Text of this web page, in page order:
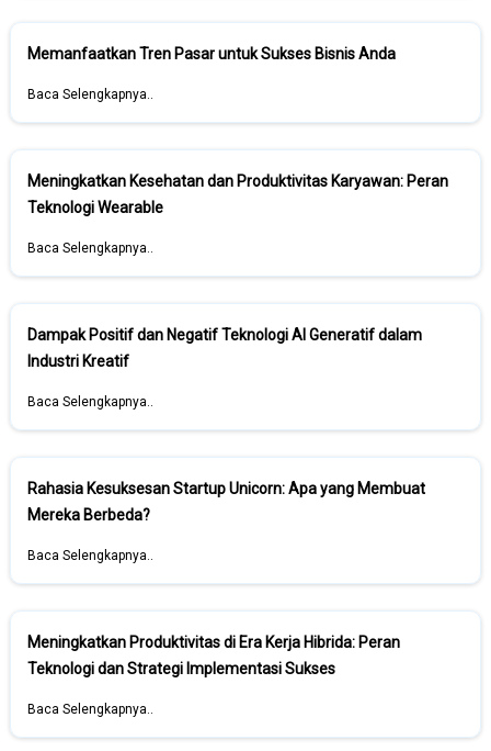
Memanfaatkan Tren Pasar untuk Sukses Bisnis Anda
Baca Selengkapnya..
Meningkatkan Kesehatan dan Produktivitas Karyawan: Peran
Teknologi Wearable
Baca Selengkapnya..
Dampak Positif dan Negatif Teknologi AI Generatif dalam
Industri Kreatif
Baca Selengkapnya..
Rahasia Kesuksesan Startup Unicorn: Apa yang Membuat
Mereka Berbeda?
Baca Selengkapnya..
Meningkatkan Produktivitas di Era Kerja Hibrida: Peran
Teknologi dan Strategi Implementasi Sukses
Baca Selengkapnya..